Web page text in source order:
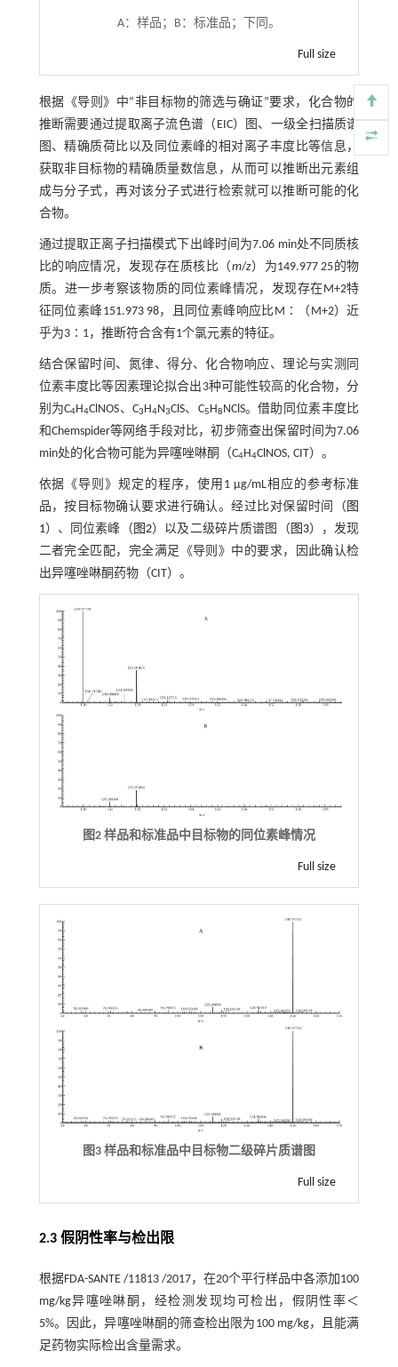
A：样品；B：标准品；下同。
Full size
根据《导则》中“非目标物的筛选与确证”要求，化合物的
推断需要通过提取离子流色谱（EIC）图、一级全扫描质谱
图、精确质荷比以及同位素峰的相对离子丰度比等信息，
获取非目标物的精确质量数信息，从而可以推断出元素组
成与分子式，再对该分子式进行检索就可以推断可能的化
合物。
通过提取正离子扫描模式下出峰时间为7.06 min处不同质核
比的响应情况，发现存在质核比（ m/z）为149.977 25的物
质。进一步考察该物质的同位素峰情况，发现存在M+2特
征同位素峰151.973 98，且同位素峰响应比M∶（M+2）近
乎为3∶1，推断符合含有1个氯元素的特征。
结合保留时间、氮律、得分、化合物响应、理论与实测同
位素丰度比等因素理论拟合出3种可能性较高的化合物，分
别为C4H4ClNOS、C3 H4N3ClS、C5 H8 NClS。借助同位素丰度比
和Chemspider等网络手段对比，初步筛查出保留时间为7.06
min处的化合物可能为异噻唑啉酮（C4H4ClNOS, CIT）。
依据《导则》规定的程序，使用1 μg/mL相应的参考标准
品，按目标物确认要求进行确认。经过比对保留时间（ 图
1）、同位素峰（ 图2）以及二级碎片质谱图（ 图3），发现
二者完全匹配，完全满足《导则》中的要求，因此确认检
出异噻唑啉酮药物（CIT）。
图2 样品和标准品中目标物的同位素峰情况
Full size
图3 样品和标准品中目标物二级碎片质谱图
Full size
2.3 假阴性率与检出限
根据FDA-SANTE /11813 /2017，在20个平行样品中各添加100
mg/kg异噻唑啉酮，经检测发现均可检出，假阴性率＜
5%。因此，异噻唑啉酮的筛查检出限为100 mg/kg，且能满
足药物实际检出含量需求。